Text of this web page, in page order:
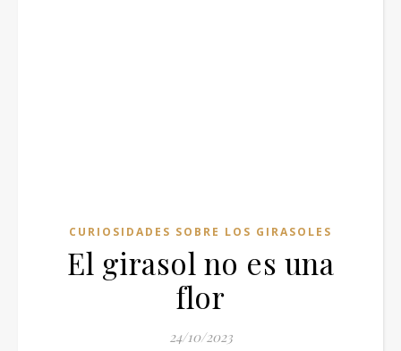
CURIOSIDADES SOBRE LOS GIRASOLES
El girasol no es una
flor
24/10/2023